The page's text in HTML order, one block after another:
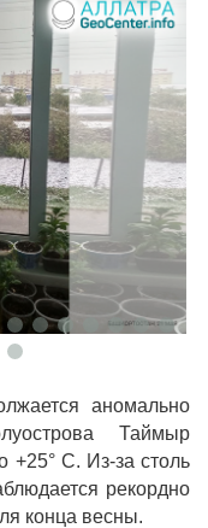
аномально
Таймыр
+25° C. Из-за столь
рекордно
конца весны.